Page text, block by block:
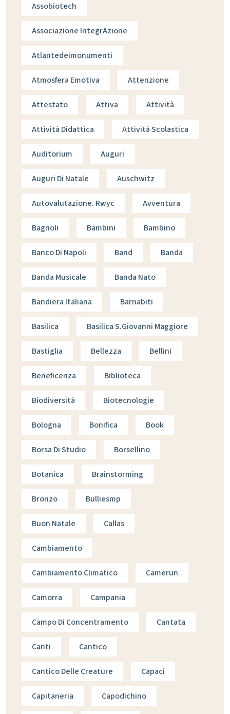
Assobiotech
Associazione IntegrAzione
Atlantedeimonumenti
Atmosfera Emotiva Attenzione
Attestato Attiva Attività
Attività Didattica Attività Scolastica
Auditorium Auguri
Auguri Di Natale Auschwitz
Autovalutazione. Rwyc Avventura
Bagnoli Bambini Bambino
Banco Di Napoli Band Banda
Banda Musicale Banda Nato
Bandiera Italiana Barnabiti
Basilica Basilica S.giovanni Maggiore
Bastiglia Bellezza Bellini
Beneficenza Biblioteca
Biodiversità Biotecnologie
Bologna Bonifica Book
Borsa Di Studio Borsellino
Botanica Brainstorming
Bronzo Bulliesmp
Buon Natale Callas
Cambiamento
Cambiamento Climatico Camerun
Camorra Campania
Campo Di Concentramento Cantata
Canti Cantico
Cantico Delle Creature Capaci
Capitaneria Capodichino